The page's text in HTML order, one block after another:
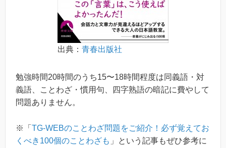
出典： 青春出版社
勉強時間20時間のうち15〜18時間程度は同義語・対
義語、ことわざ・慣用句、四字熟語の暗記に費やして
問題ありません。
※「 TG-WEBのことわざ問題をご紹介！必ず覚えてお
くべき100個のことわざも 」という記事もぜひ参考に